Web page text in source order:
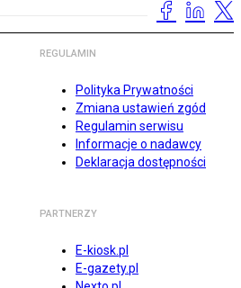
REGULAMIN
Polityka Prywatności
Zmiana ustawień zgód
Regulamin serwisu
Informacje o nadawcy
Deklaracja dostępności
PARTNERZY
E-kiosk.pl
E-gazety.pl